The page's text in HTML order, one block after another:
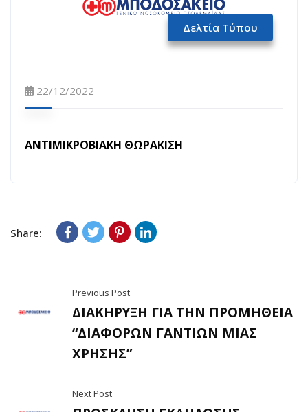
Δελτία Τύπου
22/12/2022
ΑΝΤΙΜΙΚΡΟΒΙΑΚΗ ΘΩΡΑΚΙΣΗ
Share:
Previous Post
ΔΙΑΚΗΡΥΞΗ ΓΙΑ ΤΗΝ ΠΡΟΜΗΘΕΙΑ
“ΔΙΑΦΟΡΩΝ ΓΑΝΤΙΩΝ ΜΙΑΣ
ΧΡΗΣΗΣ”
Next Post